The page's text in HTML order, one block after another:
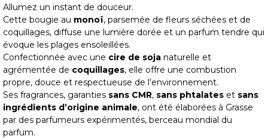
Allumez un instant de douceur.
Cette bougie au monoï, parsemée de fleurs séchées et de
coquillages, diffuse une lumière dorée et un parfum tendre qui
évoque les plages ensoleillées.
Confectionnée avec une cire de soja naturelle et
agrémentée de coquillages, elle offre une combustion
propre, douce et respectueuse de l’environnement.
Ses fragrances, garanties sans CMR, sans phtalates et sans
ingrédients d’origine animale, ont été élaborées à Grasse
par des parfumeurs expérimentés, berceau mondial du
parfum.